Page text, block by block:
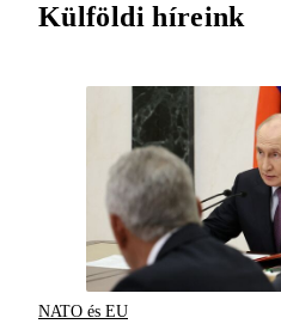
Külföldi híreink
NATO és EU